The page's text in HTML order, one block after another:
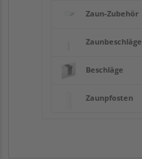
Zaun-Zubehör
Zaunbeschläge
Beschläge
Zaunpfosten